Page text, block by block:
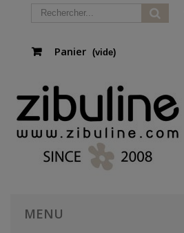
Panier (vide)
MENU